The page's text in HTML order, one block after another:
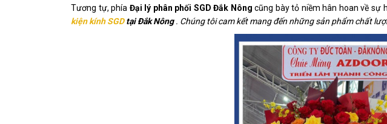
Tương tự, phía Đại lý phân phối SGD Đắk Nông cũng bày tỏ niềm hân hoan về sự
kiện kính SGD tại Đắk Nông. Chúng tôi cam kết mang đến những sản phẩm chất